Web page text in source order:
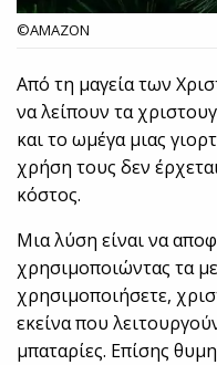
©AMAZON
Από τη μαγεία των
να λείπουν τα
και το ωμέγα μιας
χρήση τους δεν
κόστος.
Μια λύση είναι να
χρησιμοποιώντας τα
χρησιμοποιήσετε,
εκείνα που
μπαταρίες. Επίσης